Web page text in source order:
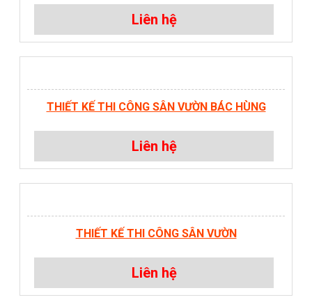
Liên hệ
THIẾT KẾ THI CÔNG SÂN VƯỜN BÁC HÙNG
Liên hệ
THIẾT KẾ THI CÔNG SÂN VƯỜN
Liên hệ